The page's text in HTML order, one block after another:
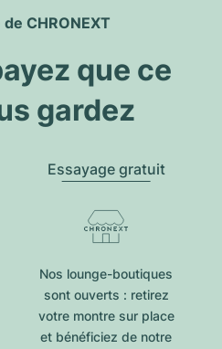
CHRONEXT
que ce
gardez
Essayage gratuit
Nos lounge-boutiques
sont ouverts : retirez
votre montre sur place
et bénéficiez de notre